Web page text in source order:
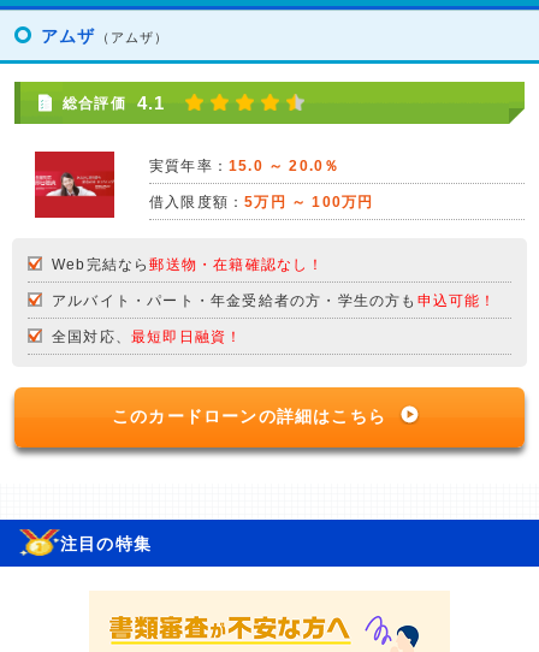
アムザ （アムザ）
総合評価 4.1
実質年率： 15.0 ～ 20.0％
借入限度額：5万円 ～ 100万円
Web完結なら郵送物・在籍確認なし！
アルバイト・パート・年金受給者の方・学生の方も 申込可能！
全国対応、 最短即日融資！
このカードローンの詳細はこちら
注目の特集